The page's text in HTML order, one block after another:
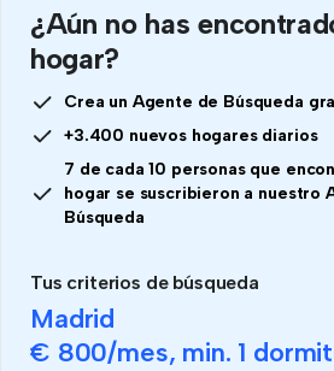
¿Aún no has
hogar?
Crea un Agente de Búsqueda
+3.400 nuevos hogares diarios
7 de cada 10 personas que
hogar se suscribieron a nuestro
Búsqueda
Tus criterios de búsqueda
Madrid
€ 800/mes, min. 1